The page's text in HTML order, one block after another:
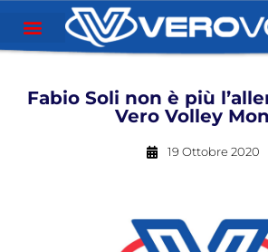
Fabio Soli non è più
Vero Volley
19 Ottobre 2020